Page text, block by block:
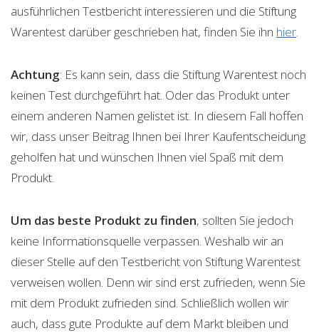
ausführlichen Testbericht interessieren und die Stiftung
Warentest darüber geschrieben hat, finden Sie ihn hier.
Achtung: Es kann sein, dass die Stiftung Warentest noch
keinen Test durchgeführt hat. Oder das Produkt unter
einem anderen Namen gelistet ist. In diesem Fall hoffen
wir, dass unser Beitrag Ihnen bei Ihrer Kaufentscheidung
geholfen hat und wünschen Ihnen viel Spaß mit dem
Produkt.
Um das beste Produkt zu finden, sollten Sie jedoch
keine Informationsquelle verpassen. Weshalb wir an
dieser Stelle auf den Testbericht von Stiftung Warentest
verweisen wollen. Denn wir sind erst zufrieden, wenn Sie
mit dem Produkt zufrieden sind. Schließlich wollen wir
auch, dass gute Produkte auf dem Markt bleiben und